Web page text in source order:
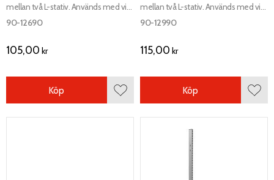
mellan två L-stativ. Används med vit
melaminrygg. Längd 575 mm.
90-12690
105,00 kr
Lägg till i favoriter
Köp
mellan två L-stativ. Används med vit
melaminrygg. Längd 875 mm.
90-12990
115,00 kr
Köp